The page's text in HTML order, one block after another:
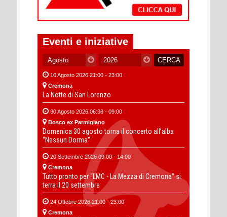
Eventi e iniziative
10 Agosto 2026 21:00 - 23:00
Cremona
La Notte di San Lorenzo
30 Agosto 2026 06:38 - 09:00
Bosco ex Parmigiano
Domenica 30 agosto torna il concerto all’alba
“Nessun Dorma”
20 Settembre 2026 09:00 - 14:00
Cremona
Tutto pronto per “LMC - La Mezza di Cremona” si
terra il 20 settembre
24 Ottobre 2026 21:00 - 23:00
Cremona